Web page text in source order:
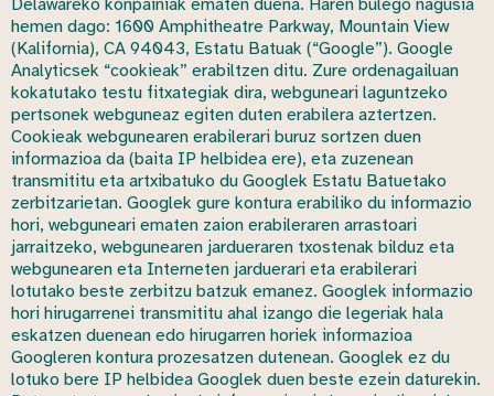
hemen dago: 1600 Amphitheatre Parkway, Mountain View
(Kalifornia), CA 94043, Estatu Batuak (“Google”). Google
Analyticsek “cookieak” erabiltzen ditu. Zure ordenagailuan
kokatutako testu fitxategiak dira, webguneari laguntzeko
pertsonek webguneaz egiten duten erabilera aztertzen.
Cookieak webgunearen erabilerari buruz sortzen duen
informazioa da (baita IP helbidea ere), eta zuzenean
transmititu eta artxibatuko du Googlek Estatu Batuetako
zerbitzarietan. Googlek gure kontura erabiliko du informazio
hori, webguneari ematen zaion erabileraren arrastoari
jarraitzeko, webgunearen jardueraren txostenak bilduz eta
webgunearen eta Interneten jarduerari eta erabilerari
lotutako beste zerbitzu batzuk emanez. Googlek informazio
hori hirugarrenei transmititu ahal izango die legeriak hala
eskatzen duenean edo hirugarren horiek informazioa
Googleren kontura prozesatzen dutenean. Googlek ez du
lotuko bere IP helbidea Googlek duen beste ezein daturekin.